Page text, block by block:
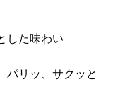
した味わい
パリッ、サクッと